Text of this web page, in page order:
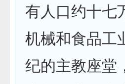
有人口约十七
机械和食品工
纪的主教座堂